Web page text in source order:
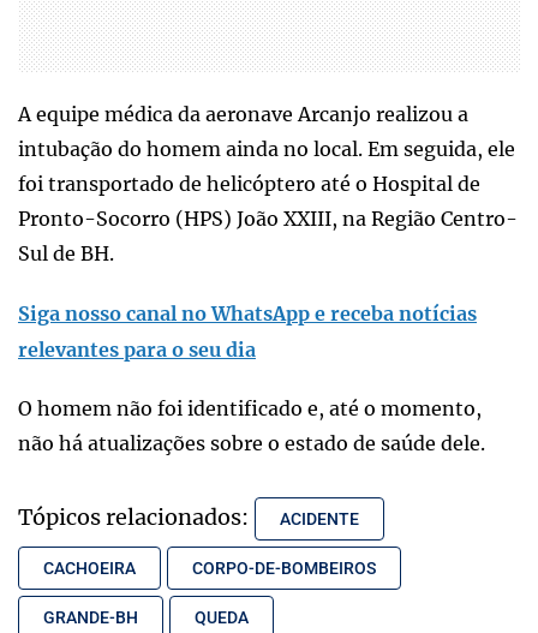
A equipe médica da aeronave Arcanjo realizou a
intubação do homem ainda no local. Em seguida, ele
foi transportado de helicóptero até o Hospital de
Pronto-Socorro (HPS) João XXIII, na Região Centro-
Sul de BH.
Siga nosso canal no WhatsApp e receba notícias
relevantes para o seu dia
O homem não foi identificado e, até o momento,
não há atualizações sobre o estado de saúde dele.
Tópicos relacionados: ACIDENTE
CACHOEIRA CORPO-DE-BOMBEIROS
GRANDE-BH QUEDA